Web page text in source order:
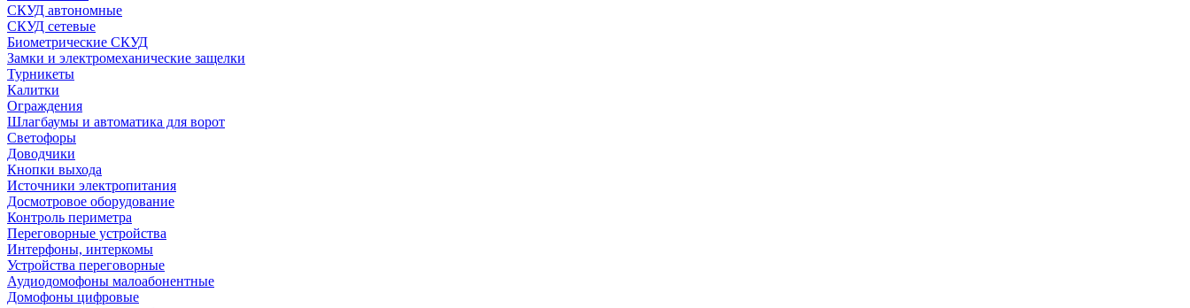
СКУД автономные
СКУД сетевые
Биометрические СКУД
Замки и электромеханические защелки
Турникеты
Калитки
Ограждения
Шлагбаумы и автоматика для ворот
Светофоры
Доводчики
Кнопки выхода
Источники электропитания
Досмотровое оборудование
Контроль периметра
Переговорные устройства
Интерфоны, интеркомы
Устройства переговорные
Аудиодомофоны малоабонентные
Домофоны цифровые